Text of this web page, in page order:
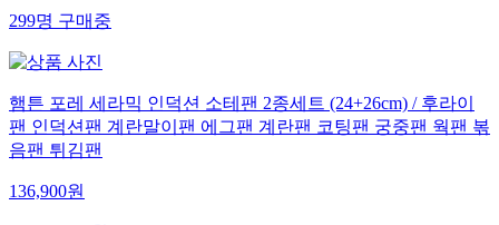
299명구매중
햄튼 포레 세라믹 인덕션 소테팬 2종세트 (24+26cm) / 후라이
팬 인덕션팬 계란말이팬 에그팬 계란팬 코팅팬 궁중팬 웍팬 볶
음팬 튀김팬
136,900원